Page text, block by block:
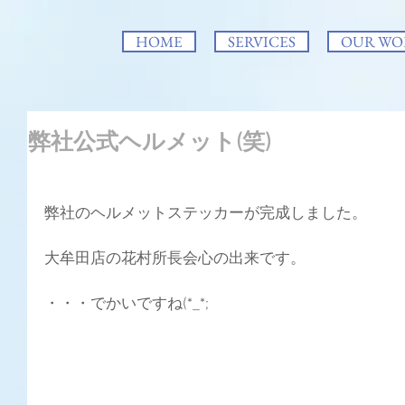
HOME SERVICES OUR
弊社公式ヘルメット(笑)
弊社のヘルメットステッカーが完成しました。
大牟田店の花村所長会心の出来です。
・・・でかいですね(*_*;